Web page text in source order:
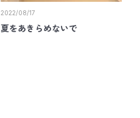
2022/08/17
夏をあきらめないで